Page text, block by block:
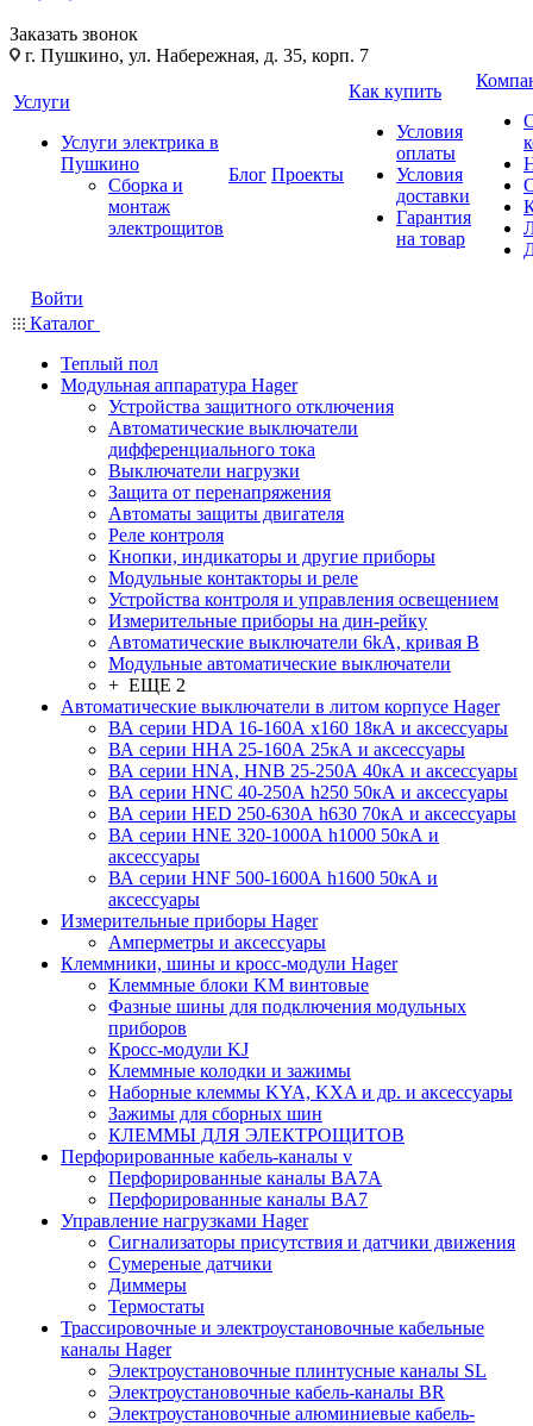
Заказать звонок
г. Пушкино, ул. Набережная, д. 35, корп. 7
Услуги
Услуги электрика в
Пушкино
Сборка и
монтаж
электрощитов
Блог Проекты
Как купить
Условия
оплаты
Условия
доставки
Гарантия
на товар
Войти
Каталог
Теплый пол
Модульная аппаратура Hager
Устройства защитного отключения
Автоматические выключатели
дифференциального тока
Выключатели нагрузки
Защита от перенапряжения
Автоматы защиты двигателя
Реле контроля
Кнопки, индикаторы и другие приборы
Модульные контакторы и реле
Устройства контроля и управления освещением
Измерительные приборы на дин-рейку
Автоматические выключатели 6kA, кривая В
Модульные автоматические выключатели
+ ЕЩЕ 2
Автоматические выключатели в литом корпусе Hager
ВА серии HDA 16-160А x160 18кА и аксессуары
ВА серии HHA 25-160А 25кА и аксессуары
ВА серии HNA, HNB 25-250А 40кА и аксессуары
ВА серии HNC 40-250А h250 50кА и аксессуары
ВА серии HED 250-630А h630 70кА и аксессуары
ВА серии HNE 320-1000А h1000 50кА и
аксессуары
ВА серии HNF 500-1600А h1600 50кА и
аксессуары
Измерительные приборы Hager
Амперметры и аксессуары
Клеммники, шины и кросс-модули Hager
Клеммные блоки KM винтовые
Фазные шины для подключения модульных
приборов
Кросс-модули KJ
Клеммные колодки и зажимы
Наборные клеммы KYA, KXA и др. и аксессуары
Зажимы для сборных шин
КЛЕММЫ ДЛЯ ЭЛЕКТРОЩИТОВ
Перфорированные кабель-каналы v
Перфорированные каналы BA7A
Перфорированные каналы BA7
Управление нагрузками Hager
Сигнализаторы присутствия и датчики движения
Сумереные датчики
Диммеры
Термостаты
Трассировочные и электроустановочные кабельные
каналы Hager
Электроустановочные плинтусные каналы SL
Электроустановочные кабель-каналы BR
Электроустановочные алюминиевые кабель-